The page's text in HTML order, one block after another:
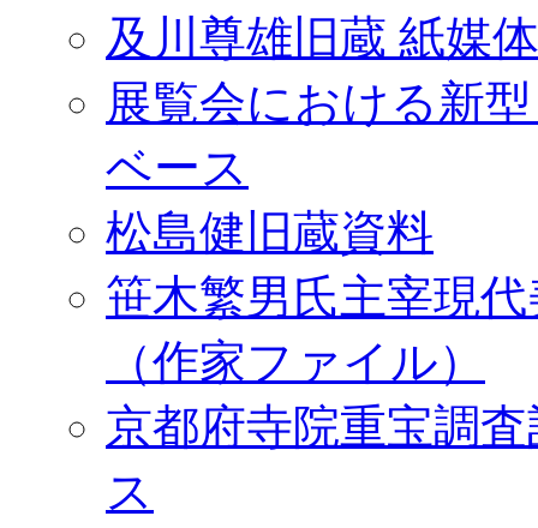
及川尊雄旧蔵 紙媒
展覧会における新
ベース
松島健旧蔵資料
笹木繁男氏主宰現
（作家ファイル）
京都府寺院重宝調
ス